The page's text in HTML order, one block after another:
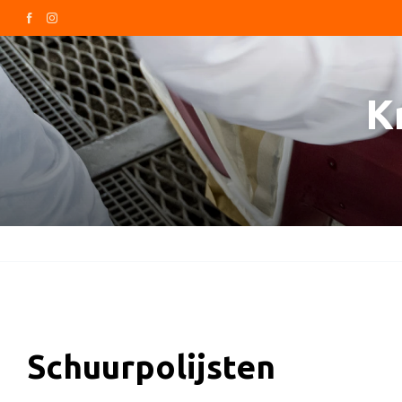
Schuurpolijsten